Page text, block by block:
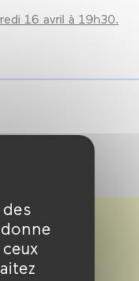
16 avril à 19h30.
Bpi -